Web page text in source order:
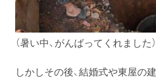
（暑い中、がんばってくれました）
しかしその後、結婚式や東屋の